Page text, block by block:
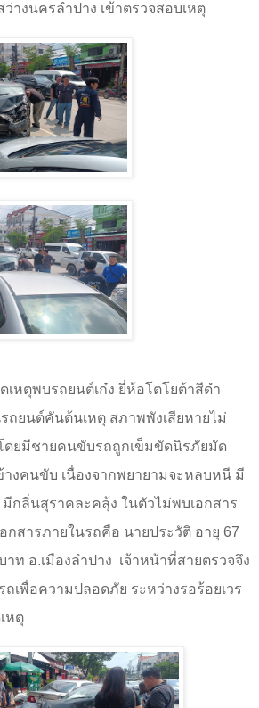
างนครลำปาง เข้าตรวจสอบเหตุ
เหตุพบรถยนต์เก๋ง ยี่ห้อโตโยต้าสีดำ
รถยนต์คันต้นเหตุ สภาพพังเสียหายไม่
ดยมีชายคนขับรถถูกเข็มขัดนิรภัยมัด
างคนขับ เนื่องจากพยายามจะหลบหนี มี
มีกลิ่นสุราคละคลุ้ง ในตัวไม่พบเอกสาร
กสารภายในรถคือ นายประวัติ อายุ 67
าท อ.เมืองลำปาง เจ้าหน้าที่สายตรวจจึง
เพื่อความปลอดภัย ระหว่างรอร้อยเวร
หตุ